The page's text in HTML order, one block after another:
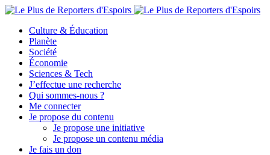
Culture & Éducation
Planète
Société
Économie
Sciences & Tech
J’effectue une recherche
Qui sommes-nous ?
Me connecter
Je propose du contenu
Je propose une initiative
Je propose un contenu média
Je fais un don